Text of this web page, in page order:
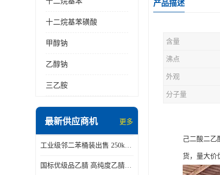
十二烷基苯磺酸
甲醇钠
乙醇钠
三乙胺
最新供应商机 更多
工业级邻二苯桶装出售 250kg/桶 95-50-1
国标优级品乙腈 高纯度乙腈桶装现货160kg桶
产品描述
含量
沸点
外观
分子量
己二酸二乙
货，量大价